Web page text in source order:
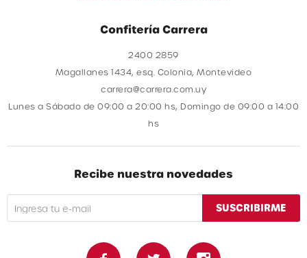
Confitería Carrera
2400 2859
Magallanes 1434, esq. Colonia, Montevideo
carrera@carrera.com.uy
Lunes a Sábado de 09:00 a 20:00 hs, Domingo de 09:00 a 14:00
hs
Recibe nuestra novedades
SUSCRIBIRME